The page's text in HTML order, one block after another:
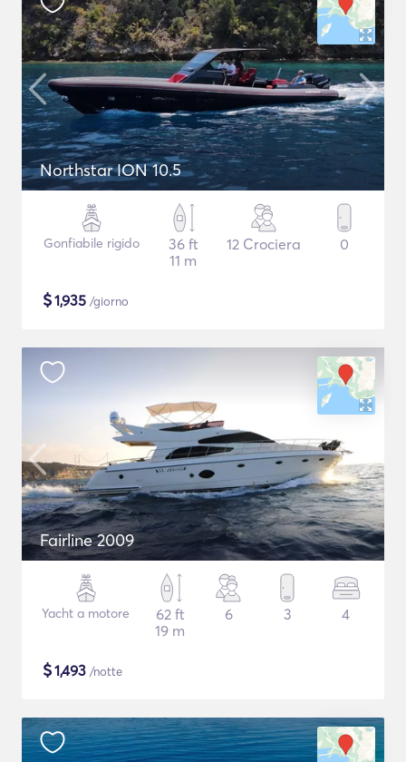
Northstar ION 10.5
Gonfiabile rigido
36 ft
11 m
12 Crociera 0
$1,935 /giorno
Fairline 2009
Yacht a motore
62 ft
19 m
6 3 4
$1,493 /notte